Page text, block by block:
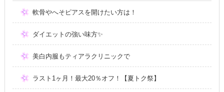
軟骨やへそピアスを開けたい方は！
ダイエットの強い味方✨
美白内服もティアラクリニックで
ラスト1ヶ月！最大20％オフ！【夏トク祭】